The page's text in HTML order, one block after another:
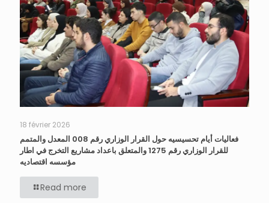
18 février 2026
فعاليات أيام تحسيسيه حول القرار الوزاري رقم 008 المعدل والمتمم
للقرار الوزاري رقم 1275 والمتعلق باعداد مشاريع التخرج في اطار
مؤسسه اقتصاديه
Read more